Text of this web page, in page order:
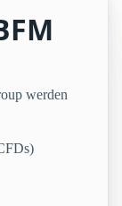
werden